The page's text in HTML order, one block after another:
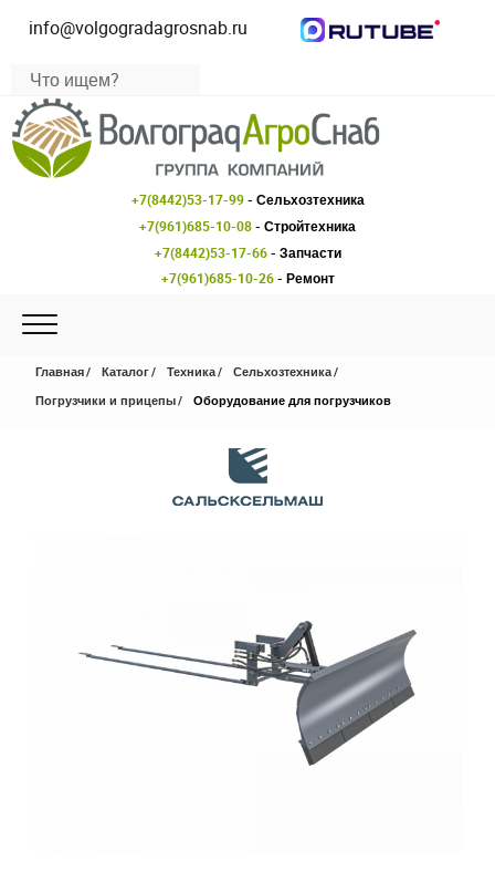
info@volgogradagrosnab.ru
+7(8442)53-17-99- Сельхозтехника
+7(961)685-10-08- Стройтехника
+7(8442)53-17-66- Запчасти
+7(961)685-10-26- Ремонт
Главная Каталог Техника
Сельхозтехника
Погрузчики и прицепы
Оборудование для погрузчиков